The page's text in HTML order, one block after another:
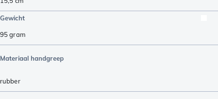
Gewicht
95gram
Materiaal handgreep
rubber